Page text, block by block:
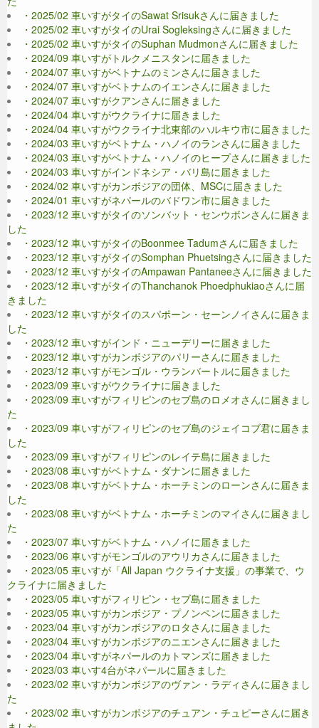
・2025/02 車いすがタイのSawat Srisukさんに届きました
・2025/02 車いすがタイのUrai Sogleksingさんに届きました
・2025/02 車いすがタイのSuphan Mudmonさんに届きました
・2024/09 車いすがトルクメニスタンに届きました
・2024/07 車いすがベトナムのミンさんに届きました
・2024/07 車いすがベトナムのイエンさんに届きました
・2024/07 車いすがクアンさんに届きました
・2024/04 車いすがウクライナに届きました
・2024/04 車いすがウクライナ北東部のハルキウ市に届きました
・2024/03 車いすがベトナム・ハノイのランさんに届きました
・2024/03 車いすがベトナム・ハノイのヒープさんに届きました
・2024/03 車いすがインドネシア・バリ島に届きました
・2024/02 車いすがカンボジアの団体、MSCに届きました
・2024/01 車いすがネパールのバドワン市に届きました
・2023/12 車いすがタイのソンバット・センウボンさんに届きま
した
・2023/12 車いすがタイのBoonmee Tadumさんに届きました
・2023/12 車いすがタイのSomphan Phuetsingさんに届きました
・2023/12 車いすがタイのAmpawan Pantaneeさんに届きました
・2023/12 車いすがタイのThanchanok Phoedphukiaoさんに届
きました
・2023/12 車いすがタイのスパポーン・セーンノイさんに届きま
した
・2023/12 車いすがインド・ニューデリーに届きました
・2023/12 車いすがカンボジアのパリーさんに届きました
・2023/12 車いすがモンゴル・ウランバートルに届きました
・2023/09 車いすがウクライナに届きました
・2023/09 車いすがフィリピンのセブ島のロメオさんに届きまし
た
・2023/09 車いすがフィリピンのセブ島のジェイコブ君に届きま
した
・2023/09 車いすがフィリピンのレイテ島に届きました
・2023/08 車いすがベトナム・ダナンに届きました
・2023/08 車いすがベトナム・ホーチミンのローンさんに届きま
した
・2023/08 車いすがベトナム・ホーチミンのマイさんに届きまし
た
・2023/07 車いすがベトナム・ハノイに届きました
・2023/06 車いすがモンゴルのアウリカさんに届きました
・2023/05 車いすが「All Japan ウクライナ支援」の事業で、ウ
クライナに届きました
・2023/05 車いすがフィリピン・セブ島に届きました
・2023/05 車いすがカンボジア・プノンペンに届きました
・2023/04 車いすがカンボジアのロタさんに届きました
・2023/04 車いすがカンボジアのニエンさんに届きました
・2023/04 車いすがネパールのカトマンズに届きました
・2023/03 車いす4台がネパールに届きました
・2023/02 車いすがカンボジアのヴァン・ラディさんに届きまし
た
・2023/02 車いすがカンボジアのチュアン・チュピーさんに届き